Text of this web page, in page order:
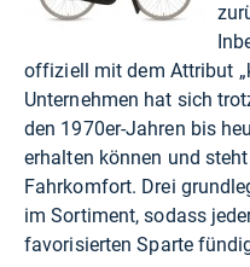
offiziell mit dem Attribut
Unternehmen hat sich
den 1970er-Jahren bis
erhalten können und
Fahrkomfort. Drei
im Sortiment, sodass
favorisierten Sparte